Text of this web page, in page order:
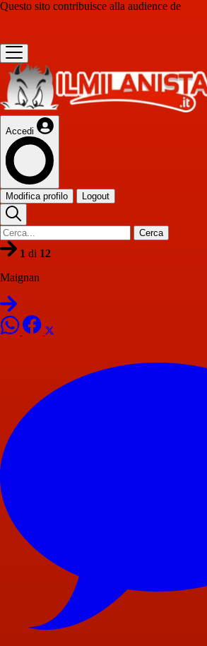
Questo sito contribuisce alla audience de
Accedi
Modifica profilo Logout
Cerca
1 di 12
Maignan